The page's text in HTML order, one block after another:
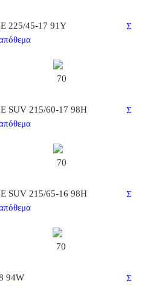
225/45-17 91Y
Σ
70
SUV 215/60-17 98H
Σ
70
SUV 215/65-16 98H
Σ
70
94W
Σ